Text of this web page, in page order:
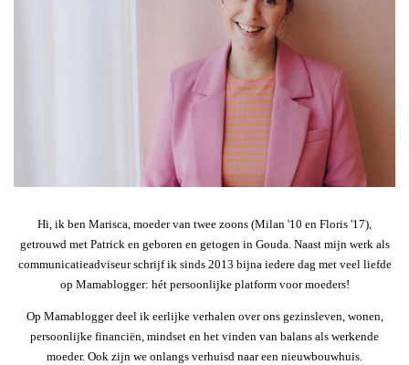
Hi, ik ben Marisca, moeder van twee zoons (Milan '10 en Floris '17),
getrouwd met Patrick en geboren en getogen in Gouda. Naast mijn werk als
communicatieadviseur schrijf ik sinds 2013 bijna iedere dag met veel liefde
op Mamablogger: hét persoonlijke platform voor moeders!
Op Mamablogger deel ik eerlijke verhalen over ons gezinsleven, wonen,
persoonlijke financiën, mindset en het vinden van balans als werkende
moeder. Ook zijn we onlangs verhuisd naar een nieuwbouwhuis.